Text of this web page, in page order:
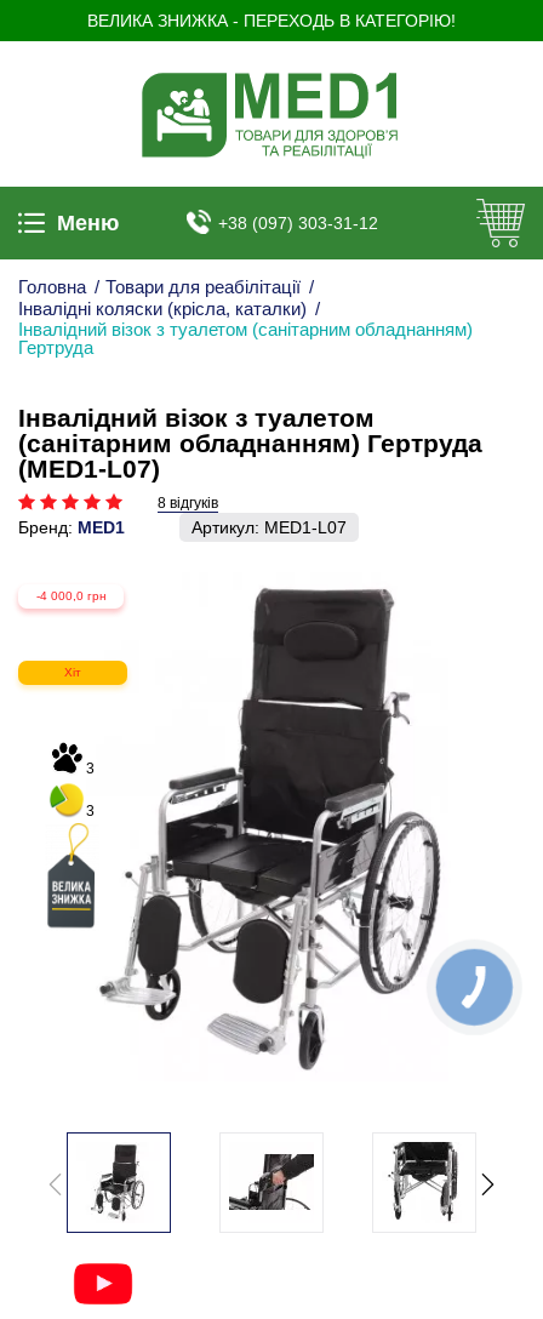
ВЕЛИКА ЗНИЖКА - ПЕРЕХОДЬ В КАТЕГОРІЮ!
Меню +38 (097) 303-31-12
Головна / Товари для реабілітації /
Інвалідні коляски (крісла, каталки) /
Інвалідний візок з туалетом (санітарним обладнанням)
Гертруда
Інвалідний візок з туалетом
(санітарним обладнанням) Гертруда
(MED1-L07)
8 відгуків
Бренд: MED1 Артикул: MED1-L07
-4 000,0 грн
Хіт
3
3